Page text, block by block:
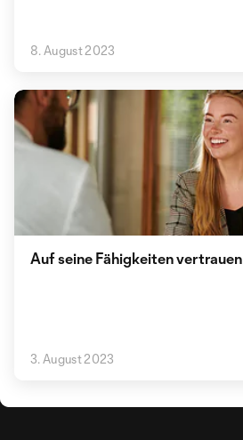
8. August 2023
Auf seine Fähigkeiten vertrauen
3. August 2023